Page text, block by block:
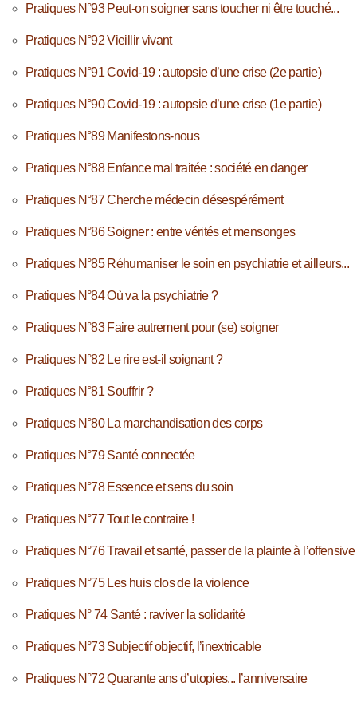
Pratiques N°93 Peut-on soigner sans toucher ni être touché...
Pratiques N°92 Vieillir vivant
Pratiques N°91 Covid-19 : autopsie d’une crise (2e partie)
Pratiques N°90 Covid-19 : autopsie d’une crise (1e partie)
Pratiques N°89 Manifestons-nous
Pratiques N°88 Enfance mal traitée : société en danger
Pratiques N°87 Cherche médecin désespérément
Pratiques N°86 Soigner : entre vérités et mensonges
Pratiques N°85 Réhumaniser le soin en psychiatrie et ailleurs...
Pratiques N°84 Où va la psychiatrie ?
Pratiques N°83 Faire autrement pour (se) soigner
Pratiques N°82 Le rire est-il soignant ?
Pratiques N°81 Souffrir ?
Pratiques N°80 La marchandisation des corps
Pratiques N°79 Santé connectée
Pratiques N°78 Essence et sens du soin
Pratiques N°77 Tout le contraire !
Pratiques N°76 Travail et santé, passer de la plainte à l’offensive
Pratiques N°75 Les huis clos de la violence
Pratiques N° 74 Santé : raviver la solidarité
Pratiques N°73 Subjectif objectif, l’inextricable
Pratiques N°72 Quarante ans d’utopies... l’anniversaire